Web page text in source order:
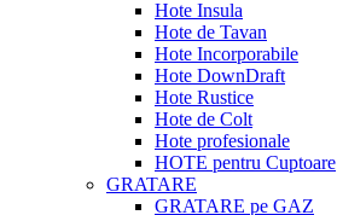
Hote Insula
Hote de Tavan
Hote Incorporabile
Hote DownDraft
Hote Rustice
Hote de Colt
Hote profesionale
HOTE pentru Cuptoare
GRATARE
GRATARE pe GAZ